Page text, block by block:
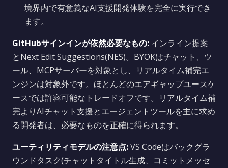
境界内で有意義なAI支援開発体験を完全に実行でき
ます。
GitHubサインインが依然必要なもの: インライン提案
とNext Edit Suggestions(NES)。BYOKはチャット、ツ
ール、MCPサーバーを対象とし、リアルタイム補完エ
ンジンは対象外です。ほとんどのエアギャップユースケ
ースでは許容可能なトレードオフです。リアルタイム補
完よりAIチャット支援とエージェントツールを主に求め
る開発者は、必要なものを正確に得られます。
ユーティリティモデルの注意点:VS Codeはバックグラ
ウンドタスク(チャットタイトル生成、コミットメッセ